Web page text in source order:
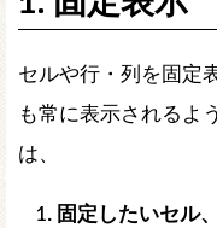
セルや行・列を固定
も常に表示されるよ
は、
固定したいセル